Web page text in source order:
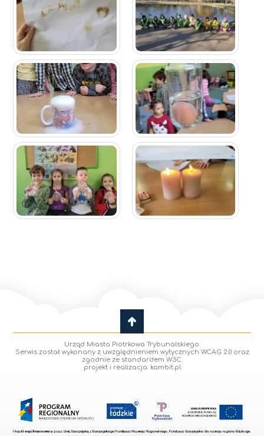
Urząd Miasta Piotrkowa Trybunalskiego.
Serwis został wykonany z uwzględnieniem wytycznych WCAG 2.0 oraz
zgodnie ze standardem W3C.
projekt i realizacja: kambit.pl